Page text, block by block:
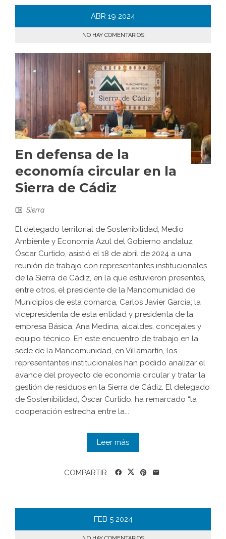
ABR 19 2024
NO HAY COMENTARIOS
En defensa de la
economía circular en la
Sierra de Cádiz
Sierra
El delegado territorial de Sostenibilidad, Medio
Ambiente y Economía Azul del Gobierno andaluz,
Óscar Curtido, asistió el 18 de abril de 2024 a una
reunión de trabajo con representantes institucionales
de la Sierra de Cádiz, en la que estuvieron presentes,
entre otros, el presidente de la Mancomunidad de
Municipios de esta comarca, Carlos Javier García; la
vicepresidenta de esta entidad y presidenta de la
empresa Básica, Ana Medina, alcaldes, concejales y
equipo técnico. En este encuentro de trabajo en la
sede de la Mancomunidad, en Villamartín, los
representantes institucionales han podido analizar el
avance del proyecto de economía circular y tratar la
gestión de residuos en la Sierra de Cádiz. El delegado
de Sostenibilidad, Óscar Curtido, ha remarcado “la
cooperación estrecha entre la...
Leer más
COMPARTIR
FEB 5 2024